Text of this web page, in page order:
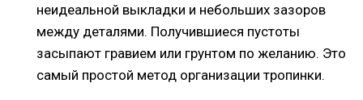
неидеальной выкладки и небольших зазоров
между деталями. Получившиеся пустоты
засыпают гравием или грунтом по желанию. Это
самый простой метод организации тропинки.